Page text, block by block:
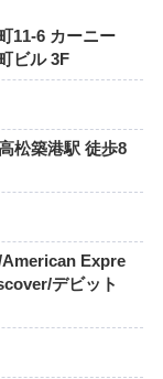
11-6 カーニー
ビル 3F
松築港駅 徒歩8
Expre
デビット